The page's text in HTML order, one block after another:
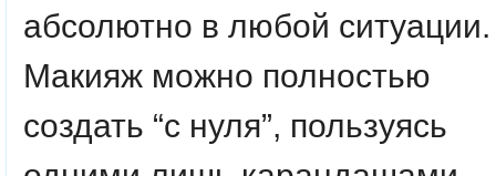
абсолютно в любой ситуации.
Макияж можно полностью
создать “с нуля”, пользуясь